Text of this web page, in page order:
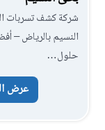
شركة كشف تسربات
النسيم بالرياض –
حلول…
عرض